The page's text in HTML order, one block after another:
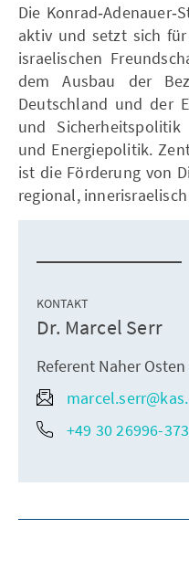
Die
aktiv und setzt sich
israelischen
dem Ausbau der
Deutschland und der
und Sicherheitspolitik
und Energiepolitik.
ist die Förderung von
regional,
KONTAKT
Dr. Marcel Serr
Referent Naher
+49 30 26996-